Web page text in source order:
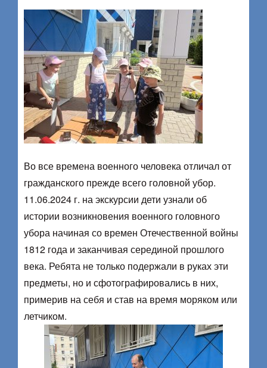
Во все времена военного человека отличал от
гражданского прежде всего головной убор.
11.06.2024 г. на экскурсии дети узнали об
истории возникновения военного головного
убора начиная со времен Отечественной войны
1812 года и заканчивая серединой прошлого
века. Ребята не только подержали в руках эти
предметы, но и сфотографировались в них,
примерив на себя и став на время моряком или
летчиком.